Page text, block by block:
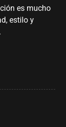
es mucho
estilo y